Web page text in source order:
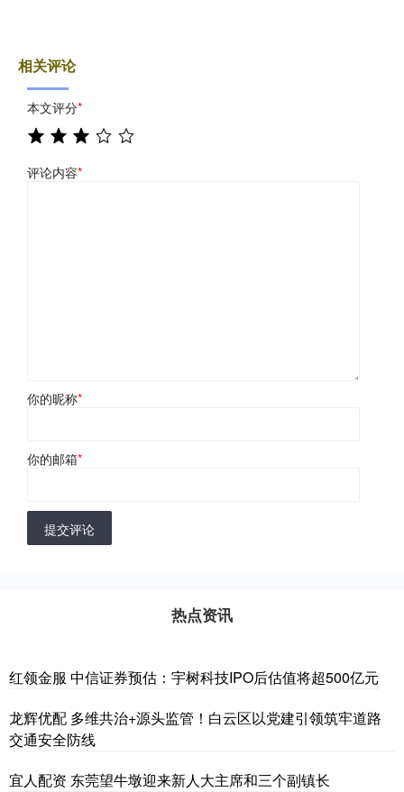
相关评论
本文评分*
评论内容*
你的昵称*
你的邮箱*
提交评论
热点资讯
红领金服 中信证券预估：宇树科技IPO后估值将超500亿元
龙辉优配 多维共治+源头监管！白云区以党建引领筑牢道路
交通安全防线
宜人配资 东莞望牛墩迎来新人大主席和三个副镇长